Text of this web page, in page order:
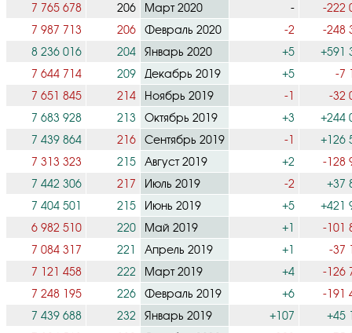
7 765 678
206 Март 2020 -
-222
7 987 713
206 Февраль 2020 -2
-248
8 236 016
204 Январь 2020 +5
+591
7 644 714
209 Декабрь 2019 +5
-7
7 651 845
214 Ноябрь 2019 -1
-32
7 683 928
213 Октябрь 2019 +3
+244
7 439 864
216 Сентябрь 2019 -1
+126
7 313 323
215 Август 2019 +2
-128
7 442 306
217 Июль 2019 -2
+37
7 404 501
215 Июнь 2019 +5
+421
6 982 510
220 Май 2019 +1
-101
7 084 317
221 Апрель 2019 +1
-37
7 121 458
222 Март 2019 +4
-126
7 248 195
226 Февраль 2019 +6
-191
7 439 688
232 Январь 2019 +107
+45